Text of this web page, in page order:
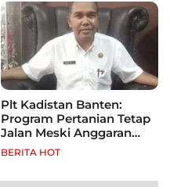
Plt Kadistan Banten:
Program Pertanian Tetap
Jalan Meski Anggaran
Terbatas, Fokus Jagung
hingga Tebu
BERITA HOT